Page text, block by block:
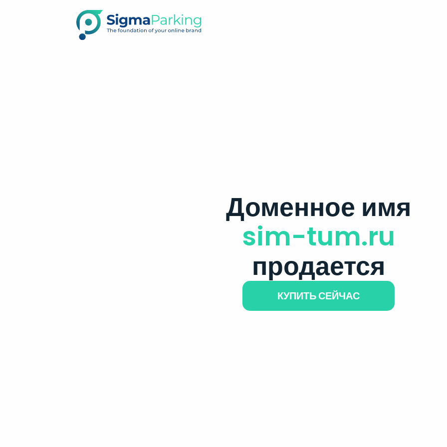
Доменное имя
sim-tum.ru
продается
КУПИТЬ СЕЙЧАС